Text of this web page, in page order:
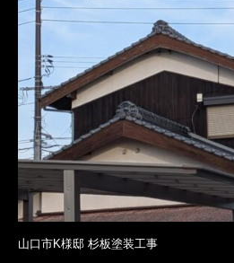
山口市K様邸 杉板塗装工事